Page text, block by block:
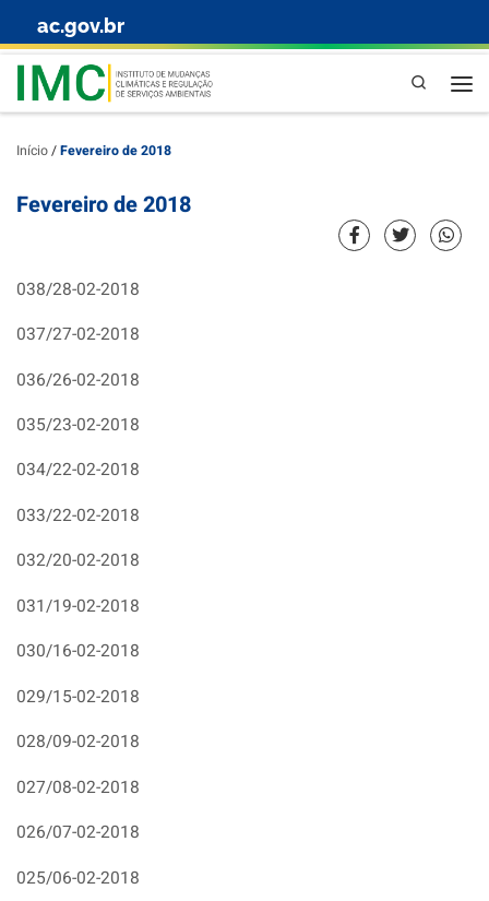
Skip to content
ac.gov.br
Pesquisa
Início/Fevereiro de 2018
Fevereiro de 2018
038/28-02-2018
037/27-02-2018
036/26-02-2018
035/23-02-2018
034/22-02-2018
033/22-02-2018
032/20-02-2018
031/19-02-2018
030/16-02-2018
029/15-02-2018
028/09-02-2018
027/08-02-2018
026/07-02-2018
025/06-02-2018